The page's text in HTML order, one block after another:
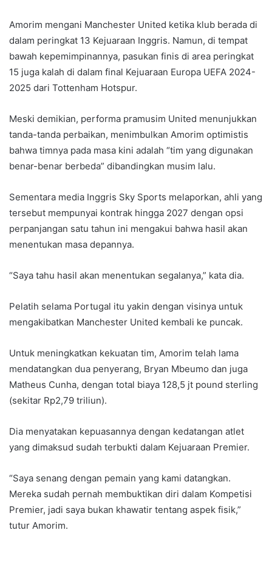
Amorim mengani Manchester United ketika klub berada di
dalam peringkat 13 Kejuaraan Inggris. Namun, di tempat
bawah kepemimpinannya, pasukan finis di area peringkat
15 juga kalah di dalam final Kejuaraan Europa UEFA 2024-
2025 dari Tottenham Hotspur.
Meski demikian, performa pramusim United menunjukkan
tanda-tanda perbaikan, menimbulkan Amorim optimistis
bahwa timnya pada masa kini adalah “tim yang digunakan
benar-benar berbeda” dibandingkan musim lalu.
Sementara media Inggris Sky Sports melaporkan, ahli yang
tersebut mempunyai kontrak hingga 2027 dengan opsi
perpanjangan satu tahun ini mengakui bahwa hasil akan
menentukan masa depannya.
“Saya tahu hasil akan menentukan segalanya,” kata dia.
Pelatih selama Portugal itu yakin dengan visinya untuk
mengakibatkan Manchester United kembali ke puncak.
Untuk meningkatkan kekuatan tim, Amorim telah lama
mendatangkan dua penyerang, Bryan Mbeumo dan juga
Matheus Cunha, dengan total biaya 128,5 jt pound sterling
(sekitar Rp2,79 triliun).
Dia menyatakan kepuasannya dengan kedatangan atlet
yang dimaksud sudah terbukti dalam Kejuaraan Premier.
“Saya senang dengan pemain yang kami datangkan.
Mereka sudah pernah membuktikan diri dalam Kompetisi
Premier, jadi saya bukan khawatir tentang aspek fisik,”
tutur Amorim.